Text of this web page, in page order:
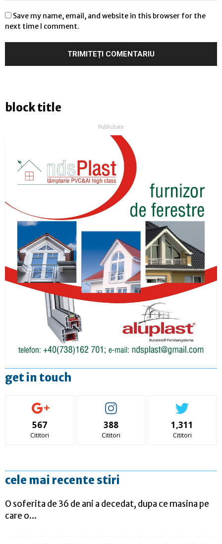
Save my name, email, and website in this browser for the
next time I comment.
block title
Publicitate
get in touch
567
Cititori
388
Cititori
1,311
Cititori
cele mai recente stiri
O soferita de 36 de ani a decedat, dupa ce masina pe
care o...